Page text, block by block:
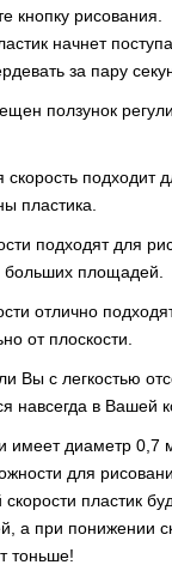
кнопку рисования.
начнет
за пару
ползунок
подходит
пластика.
подходят для
больших площадей.
отлично
от плоскости.
Вы с легкостью
навсегда в Вашей
имеет диаметр 0,7
для
пластик
а при понижении
тоньше!